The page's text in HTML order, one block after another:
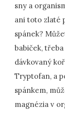
sny a
ani toto zlaté
spánek?
babiček,
dávkovaný
Tryptofan, a
spánkem,
magnézia v